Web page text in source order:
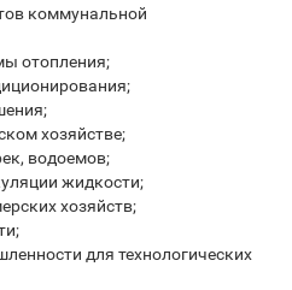
коммунальной
отопления;
хозяйстве;
водоемов;
жидкости;
хозяйств;
для технологических